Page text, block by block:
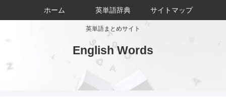
英単語まとめサイト
English Words
ホーム 英単語辞典 サイトマップ